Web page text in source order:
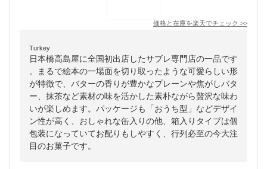
価格と在庫を楽天でチェック >>
Turkey
日本橋高島屋に全国初出店したサブレ専門店の一品です
。まるで絵本の一場面を切り取ったような可愛らしい形
が特徴で、バターの香りが豊かなプレーンや焦がしバタ
ー、抹茶など素材の味を活かした素朴ながら贅沢な味わ
いが楽しめます。パッケージも「おうち型」などデザイ
ン性が高く、おしゃれな缶入りの他、箱入りタイプは個
包装になっていてお配りもしやすく、行列必至の今大注
目のお菓子です。